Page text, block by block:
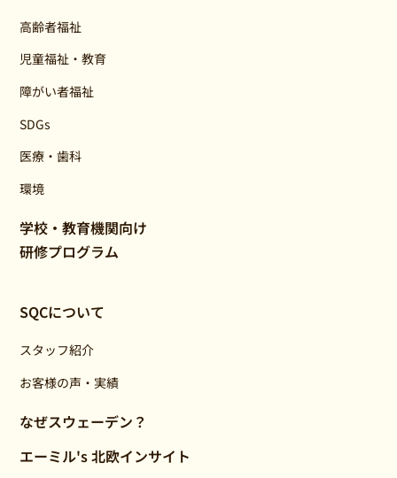
高齢者福祉
児童福祉・教育
障がい者福祉
SDGs
医療・歯科
環境
学校・教育機関向け
研修プログラム
SQCについて
スタッフ紹介
お客様の声・実績
なぜスウェーデン？
エーミル's 北欧インサイト